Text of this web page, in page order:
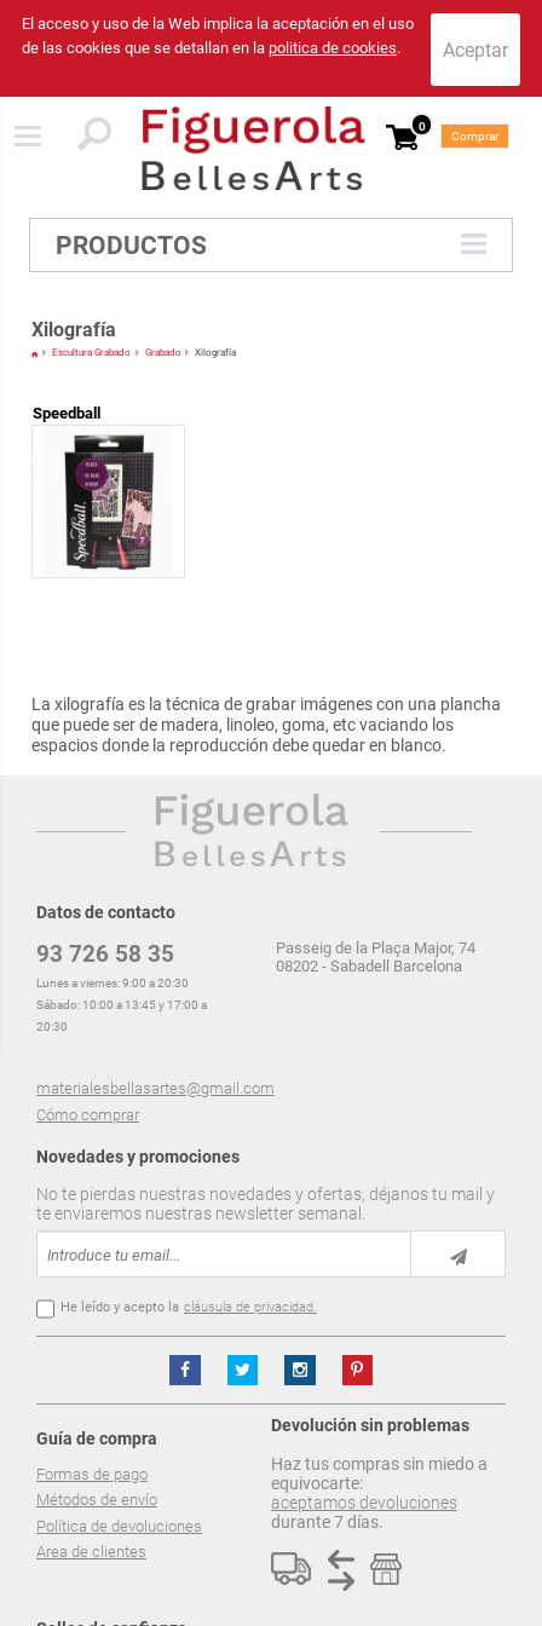
El acceso y uso de la Web implica la aceptación en el uso
de las cookies que se detallan en la politica de cookies.
0
Comprar
PRODUCTOS
Xilografía
Escultura Grabado Grabado Xilografía
Speedball
La xilografía es la técnica de grabar imágenes con una plancha
que puede ser de madera, linoleo, goma, etc vaciando los
espacios donde la reproducción debe quedar en blanco.
Datos de contacto
93 726 58 35
Lunes a viernes: 9:00 a 20:30
Sábado: 10:00 a 13:45 y 17:00 a
20:30
materialesbellasartes@gmail.com
Cómo comprar
Passeig de la Plaça Major, 74
08202 - Sabadell Barcelona
Novedades y promociones
No te pierdas nuestras novedades y ofertas, déjanos tu mail y
te enviaremos nuestras newsletter semanal.
He leído y acepto la cláusula de privacidad.
Guía de compra
Formas de pago
Métodos de envío
Política de devoluciones
Area de clientes
Devolución sin problemas
Haz tus compras sin miedo a
equivocarte:
aceptamos devoluciones
durante 7 días.